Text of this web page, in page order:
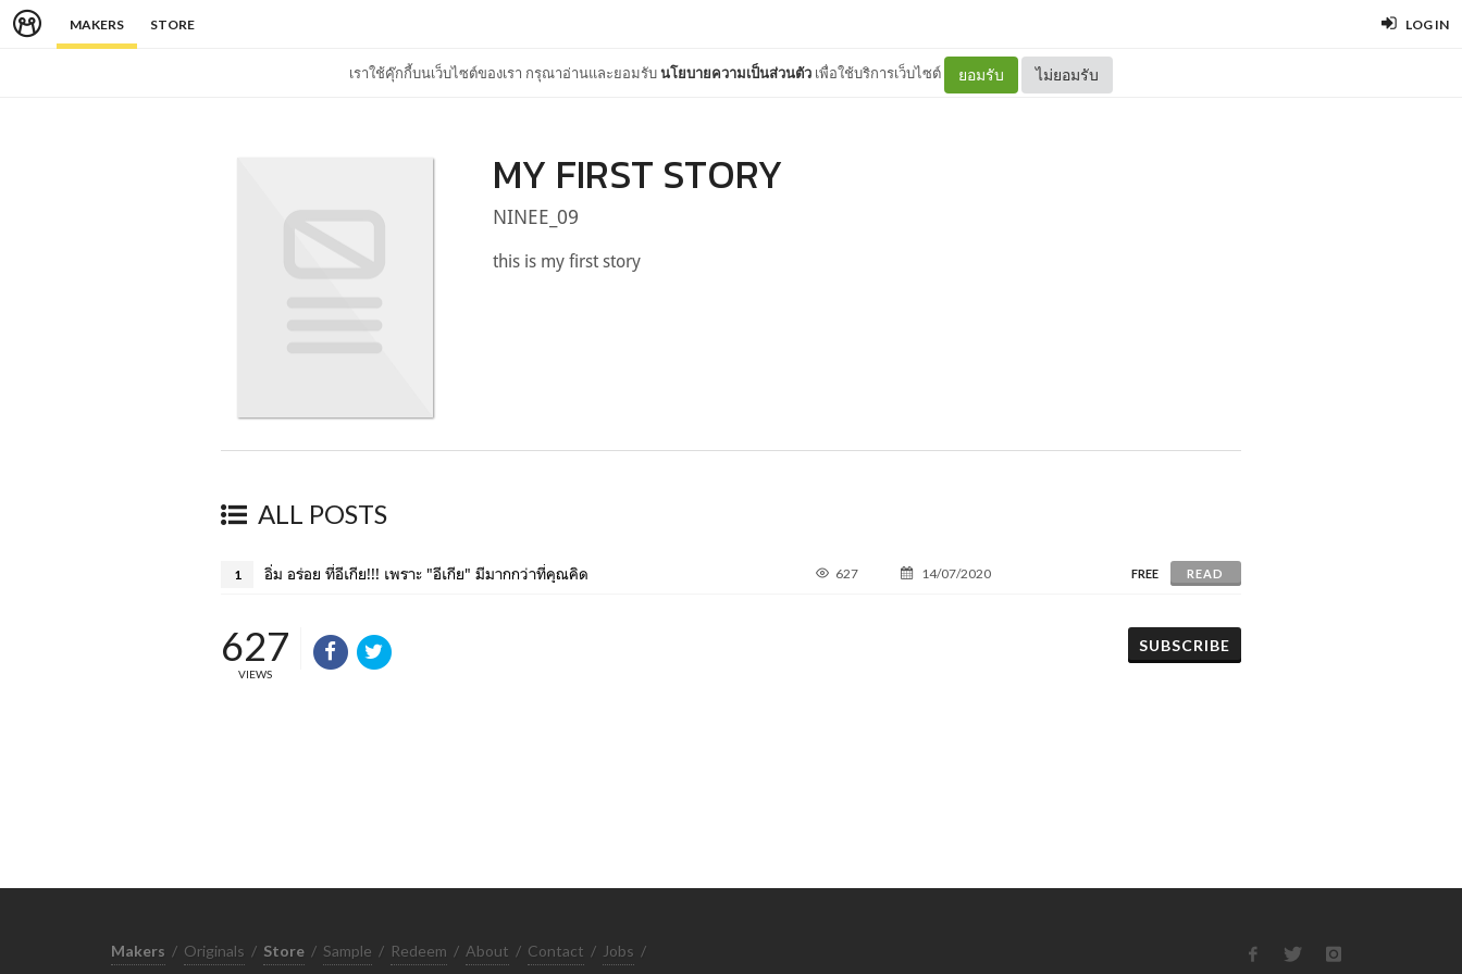
MAKERS STORE LOG IN
เราใช้คุ๊กกี้บนเว็บไซต์ของเรา กรุณาอ่านและยอมรับนโยบายความเป็นส่วนตัว เพื่อใช้บริการเว็บไซต์ ยอมรับ ไม่ยอมรับ
MY FIRST STORY
NINEE_09
this is my first story
ALL POSTS
1 อิ่ม อร่อย ที่อีเกีย!!! เพราะ "อีเกีย" มีมากกว่าที่คุณคิด 627 14/07/2020 FREE READ
627
VIEWS
SUBSCRIBE
Makers / Originals / Store / Sample / Redeem / About / Contact / Jobs /